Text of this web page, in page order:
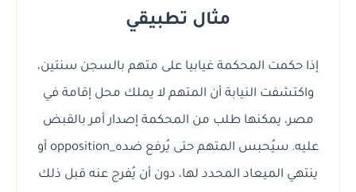
مثال تطبيقي
إذا حكمت المحكمة غيابيا على متهم بالسجن سنتين،
واكتشفت النيابة أن المتهم لا يملك محل إقامة في
مصر، يمكنها طلب من المحكمة إصدار أمر بالقبض
عليه. سيُحبس المتهم حتى يُرفع ضده_opposition أو
ينتهي الميعاد المحدد لها، دون أن يُفرج عنه قبل ذلك